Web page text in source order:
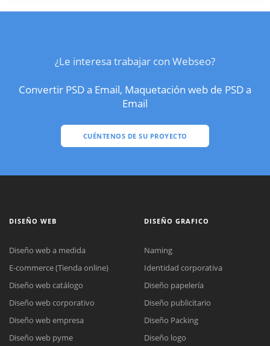
¿Le interesa trabajar con Webseo?
Convertir PSD a Email, Maquetación web de PSD a
Email
CUÉNTENOS DE SU PROYECTO
DISEÑO WEB
Diseño web a medida
E-commerce (Tienda online)
Diseño web catálogo
Diseño web corporativo
Diseño web empresa
Diseño web pyme
DISEÑO GRAFICO
Naming
Identidad corporativa
Diseño papelería
Diseño publicitario
Diseño Packing
Diseño logo